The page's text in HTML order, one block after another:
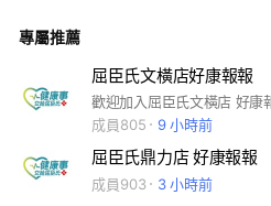
專屬推薦
屈臣氏文橫店好康報報
成員805
9 小時前
屈臣氏鼎力店 好康報報
成員903 3 小時前